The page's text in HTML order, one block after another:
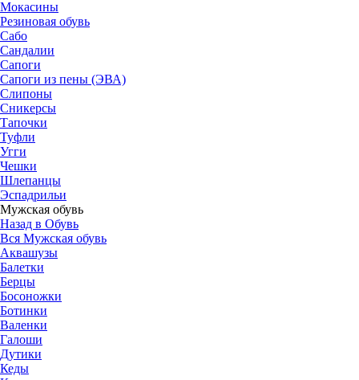
Мокасины
Резиновая обувь
Сабо
Сандалии
Сапоги
Сапоги из пены (ЭВА)
Слипоны
Сникерсы
Тапочки
Туфли
Угги
Чешки
Шлепанцы
Эспадрильи
Мужская обувь
Назад в Обувь
Вся Мужская обувь
Аквашузы
Балетки
Берцы
Босоножки
Ботинки
Валенки
Галоши
Дутики
Кеды